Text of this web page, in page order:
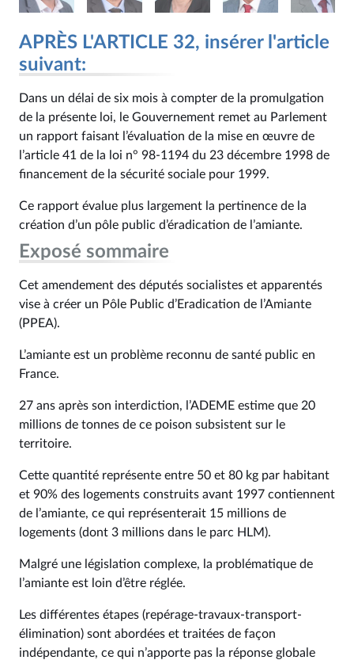
APRÈS L'ARTICLE 32, insérer l'article
suivant:
Dans un délai de six mois à compter de la promulgation
de la présente loi, le Gouvernement remet au Parlement
un rapport faisant l’évaluation de la mise en œuvre de
l’article 41 de la loi n° 98‑1194 du 23 décembre 1998 de
financement de la sécurité sociale pour 1999.
Ce rapport évalue plus largement la pertinence de la
création d’un pôle public d’éradication de l’amiante.
Exposé sommaire
Cet amendement des députés socialistes et apparentés
vise à créer un Pôle Public d’Eradication de l’Amiante
(PPEA).
L’amiante est un problème reconnu de santé public en
France.
27 ans après son interdiction, l’ADEME estime que 20
millions de tonnes de ce poison subsistent sur le
territoire.
Cette quantité représente entre 50 et 80 kg par habitant
et 90% des logements construits avant 1997 contiennent
de l’amiante, ce qui représenterait 15 millions de
logements (dont 3 millions dans le parc HLM).
Malgré une législation complexe, la problématique de
l’amiante est loin d’être réglée.
Les différentes étapes (repérage-travaux-transport-
élimination) sont abordées et traitées de façon
indépendante, ce qui n’apporte pas la réponse globale